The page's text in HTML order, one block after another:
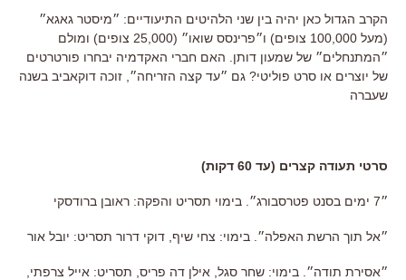
הקרב הגדול כאן יהיה בין שני הלהיטים התיעודיים: ״מיסטר גאגא״
(מעל 100,000 צופים) ו״פרינסס שואו״ (25,000 צופים) ומולם
״המתנחלים״ של שמעון דותן. האם חברי האקדמיה יבחרו פורטרטים
של יוצרים או סרט פוליטי? גם ״עד קצה הזריחה״, זוכה דוקאביב בשנה
שעברה
סרטי תעודה קצרים (עד 60 דקות)
״7 ימים בסנט פטרסבורג״. בימוי תסריט והפקה: ראובן ברודסקי
״אל תוך הרשת האפלה״. בימוי: צחי שיף, דוקי דרור תסריט: יובל אור
״אסירת תודה״. בימוי: שחר סגל, אילן דה פריס, תסריט: אייל צרפתי,